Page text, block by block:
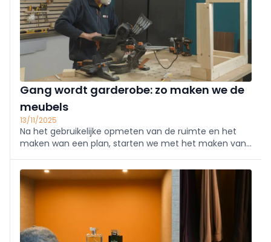
Gang wordt garderobe: zo maken we de
meubels
13/11/2025
Na het gebruikelijke opmeten van de ruimte en het
maken wan een plan, starten we met het maken van
installatie bestaande uit twee deuren en deurstijlen,
een open rek met legplanken, een tweede kastun